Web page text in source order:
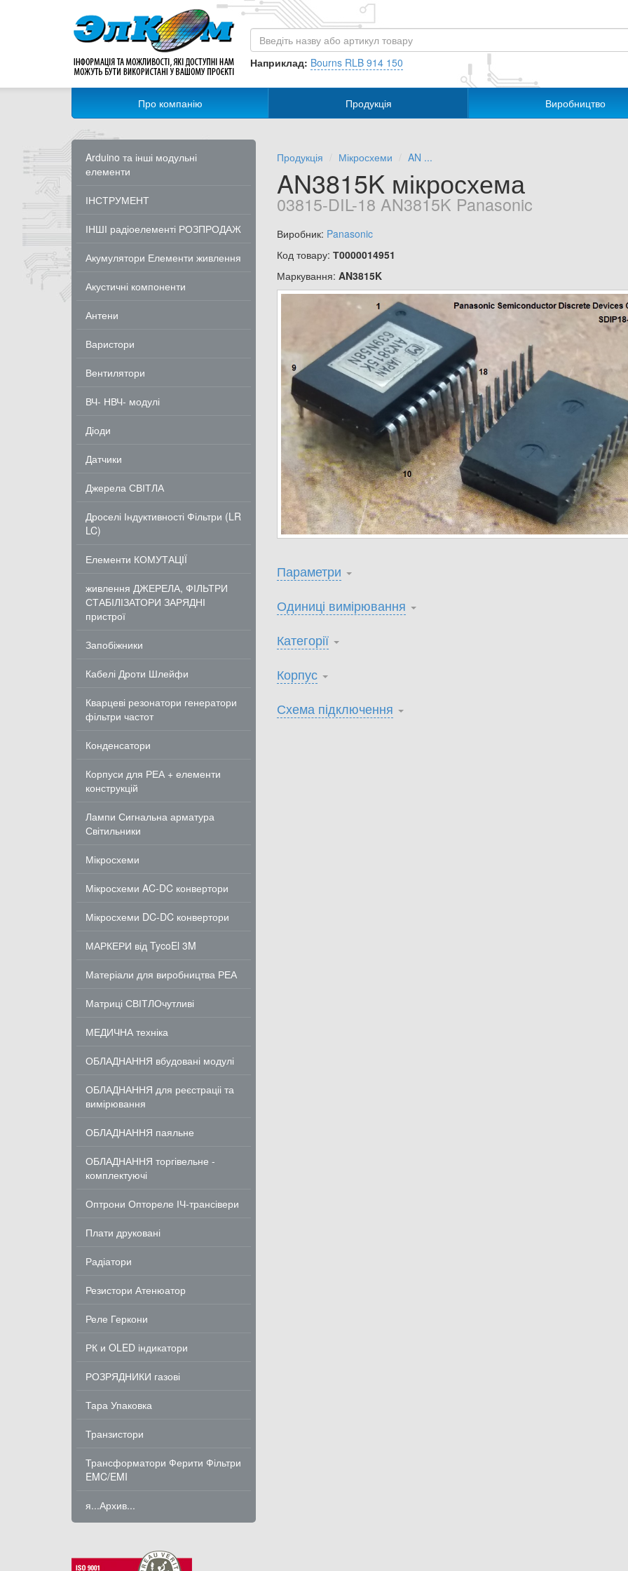
Наприклад: Bourns RLB 914 150
Про компанію Продукція Виробництво
Arduino та інші модульні
елементи
ІНСТРУМЕНТ
ІНШІ радіоелементі РОЗПРОДАЖ
Акумулятори Елементи живлення
Акустичні компоненти
Антени
Варистори
Вентилятори
ВЧ- НВЧ- модулі
Діоди
Датчики
Джерела СВІТЛА
Дроселі Індуктивності Фільтри (LR
LC)
Елементи КОМУТАЦІЇ
живлення ДЖЕРЕЛА, ФІЛЬТРИ
СТАБІЛІЗАТОРИ ЗАРЯДНІ
пристрої
Запобіжники
Кабелі Дроти Шлейфи
Кварцеві резонатори генератори
фільтри частот
Конденсатори
Корпуси для РЕА + елементи
конструкцій
Лампи Сигнальна арматура
Світильники
Мікросхеми
Мікросхеми AC-DC конвертори
Мікросхеми DC-DC конвертори
МАРКЕРИ від TycoEl 3M
Матеріали для виробництва РЕА
Матриці СВІТЛОчутливі
МЕДИЧНА техніка
ОБЛАДНАННЯ вбудовані модулі
ОБЛАДНАННЯ для реєстраціі та
вимірювання
ОБЛАДНАННЯ паяльне
ОБЛАДНАННЯ торгівельне -
комплектуючі
Оптрони Оптореле ІЧ-трансівери
Плати друковані
Радіатори
Резистори Атенюатор
Реле Геркони
РК и OLED індикатори
РОЗРЯДНИКИ газові
Тара Упаковка
Транзистори
Трансформатори Ферити Фільтри
EMC/EMI
я...Архив...
Продукція Мікросхеми AN ...
AN3815K мікросхема
03815-DIL-18 AN3815K Panasonic
Виробник: Panasonic
Код товару: Т0000014951
Маркування: AN3815K
Параметри
Одиниці вимірювання
Категорії
Корпус
Схема підключення